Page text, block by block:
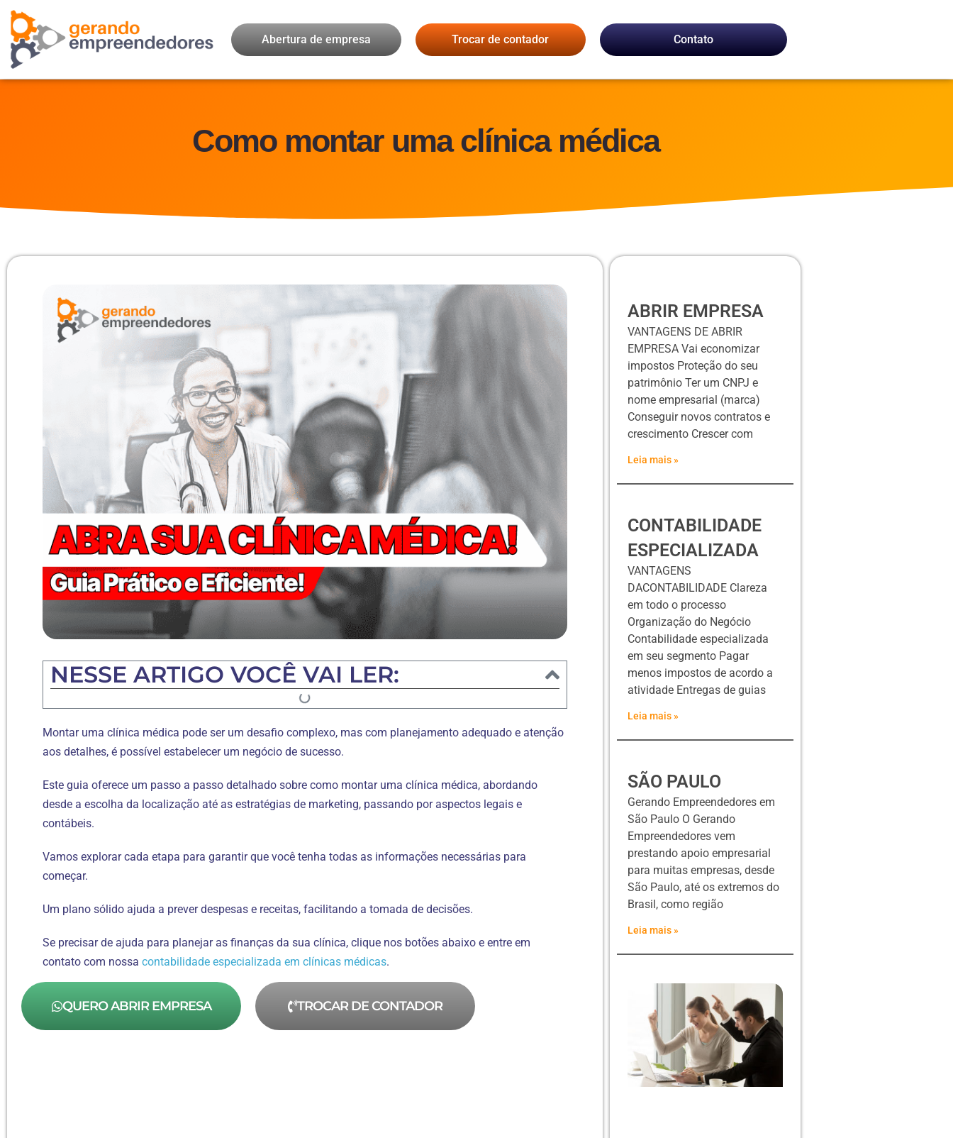
Abertura de empresa Trocar de contador Contato
Como montar uma clínica médica
NESSE ARTIGO VOCÊ VAI LER:
Montar uma clínica médica pode ser um desafio complexo, mas com planejamento adequado e atenção
aos detalhes, é possível estabelecer um negócio de sucesso.
Este guia oferece um passo a passo detalhado sobre como montar uma clínica médica, abordando
desde a escolha da localização até as estratégias de marketing, passando por aspectos legais e
contábeis.
Vamos explorar cada etapa para garantir que você tenha todas as informações necessárias para
começar.
Um plano sólido ajuda a prever despesas e receitas, facilitando a tomada de decisões.
Se precisar de ajuda para planejar as finanças da sua clínica, clique nos botões abaixo e entre em
contato com nossa contabilidade especializada em clínicas médicas.
QUERO ABRIR EMPRESA TROCAR DE CONTADOR
ABRIR EMPRESA
VANTAGENS DE ABRIR
EMPRESA Vai economizar
impostos Proteção do seu
patrimônio Ter um CNPJ e
nome empresarial (marca)
Conseguir novos contratos e
crescimento Crescer com
Leia mais »
CONTABILIDADE
ESPECIALIZADA
VANTAGENS
DACONTABILIDADE Clareza
em todo o processo
Organização do Negócio
Contabilidade especializada
em seu segmento Pagar
menos impostos de acordo a
atividade Entregas de guias
Leia mais »
SÃO PAULO
Gerando Empreendedores em
São Paulo O Gerando
Empreendedores vem
prestando apoio empresarial
para muitas empresas, desde
São Paulo, até os extremos do
Brasil, como região
Leia mais »